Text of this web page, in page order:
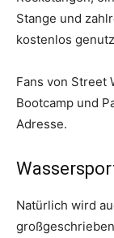
Stange und
kostenlos
Fans von Street
Bootcamp und
Adresse.
Natürlich wird